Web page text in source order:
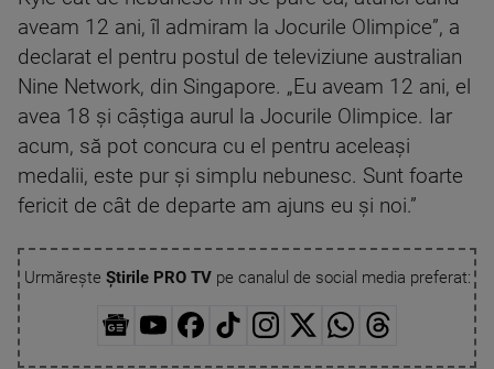
aveam 12 ani, îl admiram la Jocurile Olimpice”, a
declarat el pentru postul de televiziune australian
Nine Network, din Singapore. „Eu aveam 12 ani, el
avea 18 şi câştiga aurul la Jocurile Olimpice. Iar
acum, să pot concura cu el pentru aceleaşi
medalii, este pur şi simplu nebunesc. Sunt foarte
fericit de cât de departe am ajuns eu şi noi.”
Urmărește Știrile PRO TVpe canalul de social media preferat: